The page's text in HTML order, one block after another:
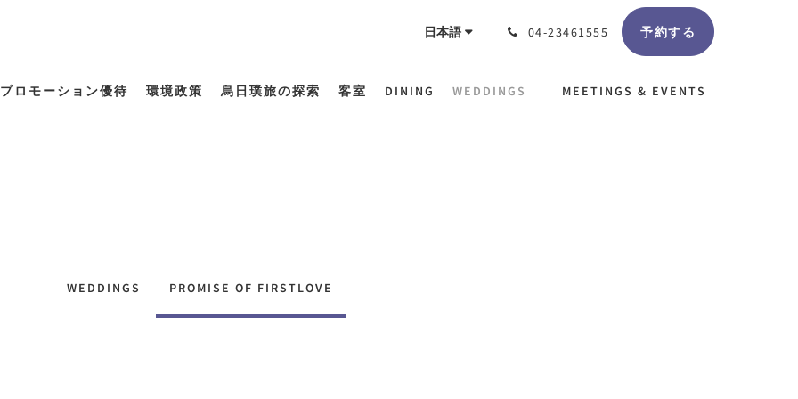
日本語 04-23461555 予約する
プロモーション優待 環境政策 烏日璞旅の探索 客室 DINING WEDDINGS MEETINGS & EVENTS
WEDDINGS PROMISE OF FIRSTLOVE